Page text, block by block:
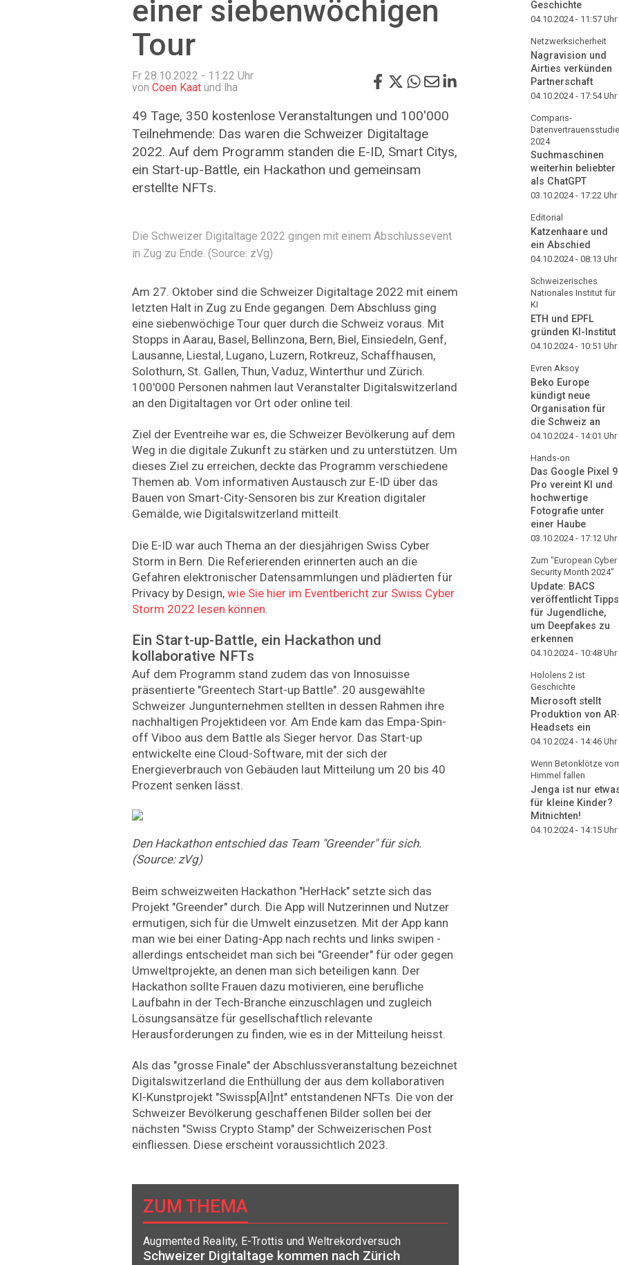
einer siebenwöchigen
Tour
Fr 28.10.2022 - 11:22 Uhr
von Coen Kaat und lha
49 Tage, 350 kostenlose Veranstaltungen und 100'000
Teilnehmende: Das waren die Schweizer Digitaltage
2022. Auf dem Programm standen die E-ID, Smart Citys,
ein Start-up-Battle, ein Hackathon und gemeinsam
erstellte NFTs.
Die Schweizer Digitaltage 2022 gingen mit einem Abschlussevent
in Zug zu Ende. (Source: zVg)
Am 27. Oktober sind die Schweizer Digitaltage 2022 mit einem
letzten Halt in Zug zu Ende gegangen. Dem Abschluss ging
eine siebenwöchige Tour quer durch die Schweiz voraus. Mit
Stopps in Aarau, Basel, Bellinzona, Bern, Biel, Einsiedeln, Genf,
Lausanne, Liestal, Lugano, Luzern, Rotkreuz, Schaffhausen,
Solothurn, St. Gallen, Thun, Vaduz, Winterthur und Zürich.
100'000 Personen nahmen laut Veranstalter Digitalswitzerland
an den Digitaltagen vor Ort oder online teil.
Ziel der Eventreihe war es, die Schweizer Bevölkerung auf dem
Weg in die digitale Zukunft zu stärken und zu unterstützen. Um
dieses Ziel zu erreichen, deckte das Programm verschiedene
Themen ab. Vom informativen Austausch zur E-ID über das
Bauen von Smart-City-Sensoren bis zur Kreation digitaler
Gemälde, wie Digitalswitzerland mitteilt.
Die E-ID war auch Thema an der diesjährigen Swiss Cyber
Storm in Bern. Die Referierenden erinnerten auch an die
Gefahren elektronischer Datensammlungen und plädierten für
Privacy by Design, wie Sie hier im Eventbericht zur Swiss Cyber
Storm 2022 lesen können.
Ein Start-up-Battle, ein Hackathon und
kollaborative NFTs
Auf dem Programm stand zudem das von Innosuisse
präsentierte "Greentech Start-up Battle". 20 ausgewählte
Schweizer Jungunternehmen stellten in dessen Rahmen ihre
nachhaltigen Projektideen vor. Am Ende kam das Empa-Spin-
off Viboo aus dem Battle als Sieger hervor. Das Start-up
entwickelte eine Cloud-Software, mit der sich der
Energieverbrauch von Gebäuden laut Mitteilung um 20 bis 40
Prozent senken lässt.
Den Hackathon entschied das Team "Greender" für sich.
(Source: zVg)
Beim schweizweiten Hackathon "HerHack" setzte sich das
Projekt "Greender" durch. Die App will Nutzerinnen und Nutzer
ermutigen, sich für die Umwelt einzusetzen. Mit der App kann
man wie bei einer Dating-App nach rechts und links swipen -
allerdings entscheidet man sich bei "Greender" für oder gegen
Umweltprojekte, an denen man sich beteiligen kann. Der
Hackathon sollte Frauen dazu motivieren, eine berufliche
Laufbahn in der Tech-Branche einzuschlagen und zugleich
Lösungsansätze für gesellschaftlich relevante
Herausforderungen zu finden, wie es in der Mitteilung heisst.
Als das "grosse Finale" der Abschlussveranstaltung bezeichnet
Digitalswitzerland die Enthüllung der aus dem kollaborativen
KI-Kunstprojekt "Swissp[AI]nt" entstandenen NFTs. Die von der
Schweizer Bevölkerung geschaffenen Bilder sollen bei der
nächsten "Swiss Crypto Stamp" der Schweizerischen Post
einfliessen. Diese erscheint voraussichtlich 2023.
ZUM THEMA
Augmented Reality, E-Trottis und Weltrekordversuch
Schweizer Digitaltage kommen nach Zürich
Geschichte
04.10.2024 - 11:57 Uhr
Netzwerksicherheit
Nagravision und
Airties verkünden
Partnerschaft
04.10.2024 - 17:54Uhr
Comparis-
Datenvertrauensstudie
2024
Suchmaschinen
weiterhin beliebter
als ChatGPT
03.10.2024 - 17:22 Uhr
Editorial
Katzenhaare und
ein Abschied
04.10.2024 - 08:13 Uhr
Schweizerisches
Nationales Institut für
KI
ETH und EPFL
gründen KI-Institut
04.10.2024 - 10:51 Uhr
Evren Aksoy
Beko Europe
kündigt neue
Organisation für
die Schweiz an
04.10.2024 - 14:01 Uhr
Hands-on
Das Google Pixel 9
Pro vereint KI und
hochwertige
Fotografie unter
einer Haube
03.10.2024 - 17:12 Uhr
Zum "European Cyber
Security Month 2024"
Update: BACS
veröffentlicht Tipps
für Jugendliche,
um Deepfakes zu
erkennen
04.10.2024 - 10:48 Uhr
Hololens 2 ist
Geschichte
Microsoft stellt
Produktion von
Headsets ein
04.10.2024 - 14:46 Uhr
Wenn Betonklötze
Himmel fallen
Jenga ist nur
für kleine Kinder?
Mitnichten!
04.10.2024 - 14:15 Uhr